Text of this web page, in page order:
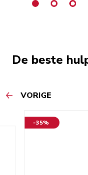
De beste
VORIGE
-35%